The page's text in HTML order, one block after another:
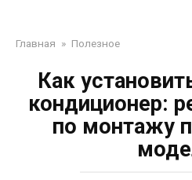
Главная » Полезное
Как
кондиционер:
по монтажу